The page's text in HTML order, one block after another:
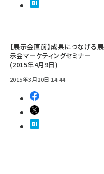
【展示会直前】成果につなげる展
示会マーケティングセミナー
(2015年4月9日)
2015年3月20日 14:44